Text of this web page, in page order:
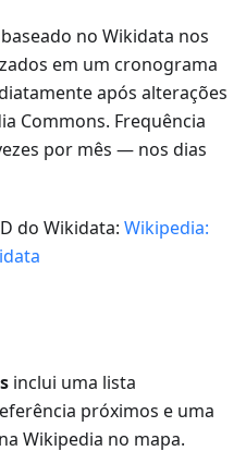
no Wikidata nos
em um cronograma
após alterações
Commons. Frequência
por mês — nos dias
do Wikidata: Wikipedia:
inclui uma lista
próximos e uma
Wikipedia no mapa.